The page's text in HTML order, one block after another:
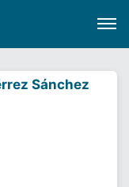
Sánchez